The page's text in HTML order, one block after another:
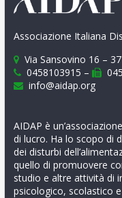
Associazione Italiana
Via Sansovino 16 –
0458103915 –
info@aidap.org
AIDAP è
di lucro. Ha lo scopo di
dei disturbi
quello di promuovere
studio e altre attività di
psicologico, scolastico